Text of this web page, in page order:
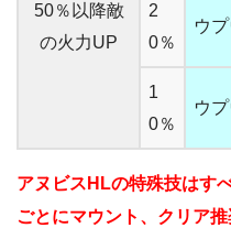
50％以降敵
の火力UP
2
0％
ウ
1
0％
ウ
アヌビスHLの特殊技はす
ごとにマウント、クリア推